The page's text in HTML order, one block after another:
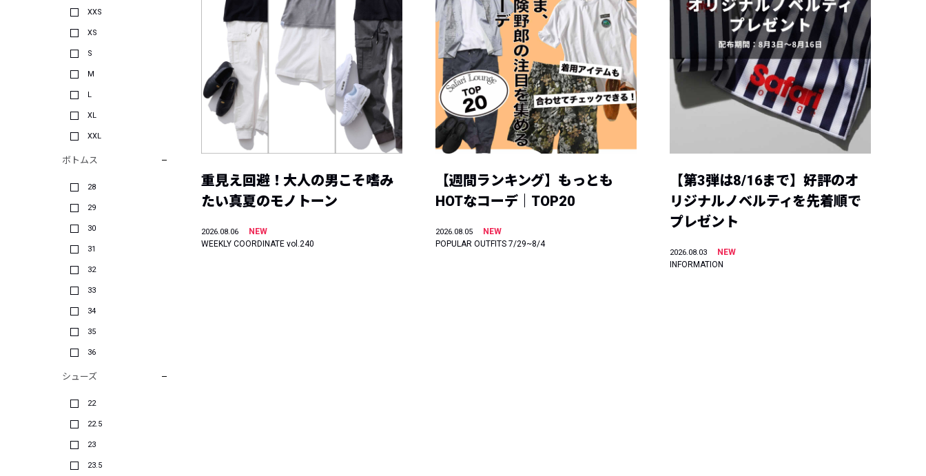
XXS
XS
S
M
L
XL
XXL
ボトムス
28
29
30
31
32
33
34
35
36
シューズ
22
22.5
23
23.5
重見え回避！大人の男こそ嗜み
たい真夏のモノトーン
2026.08.06
NEW
WEEKLY COORDINATE vol.240
【週間ランキング】もっとも
HOTなコーデ｜TOP20
2026.08.05
NEW
POPULAR OUTFITS 7/29~8/4
【第3弾は8/16まで】好評のオ
リジナルノベルティを先着順で
プレゼント
2026.08.03
NEW
INFORMATION